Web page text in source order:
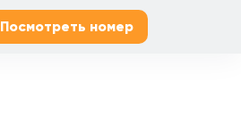
Посмотреть номер